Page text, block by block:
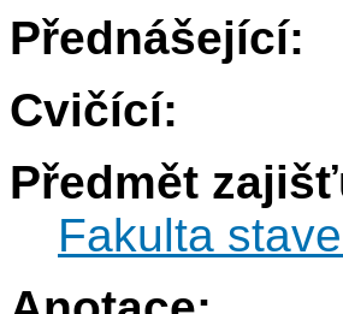
Přednášející:
Cvičící:
Předmět
Fakulta